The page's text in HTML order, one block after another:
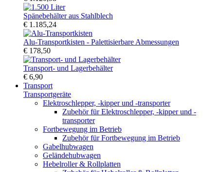
Spänebehälter aus Stahlblech
€ 1.185,24
Alu-Transportkisten - Palettisierbare Abmessungen
€ 178,50
Transport- und Lagerbehälter
€ 6,90
Transport
Transportgeräte
Elektroschlepper, -kipper und -transporter
Zubehör für Elektroschlepper, -kipper und -
transporter
Fortbewegung im Betrieb
Zubehör für Fortbewegung im Betrieb
Gabelhubwagen
Geländehubwagen
Hebelroller & Rollplatten